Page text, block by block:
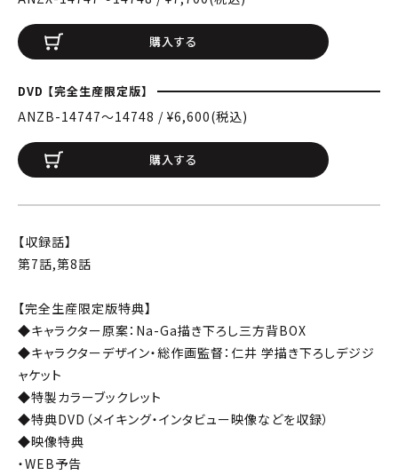
購入する
DVD 【完全生産限定版】
ANZB-14747〜14748 / ¥6,600(税込)
購入する
【収録話】
第7話,第8話
【完全生産限定版特典】
◆キャラクター原案：Na-Ga描き下ろし三方背BOX
◆キャラクターデザイン・総作画監督：仁井 学描き下ろしデジジ
ャケット
◆特製カラーブックレット
◆特典DVD（メイキング・インタビュー映像などを収録）
◆映像特典
・WEB予告